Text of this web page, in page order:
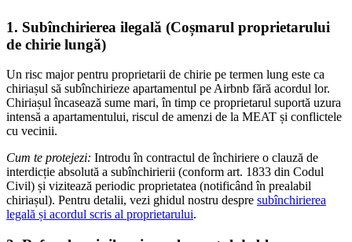
1. Subînchirierea ilegală (Coșmarul proprietarului
de chirie lungă)
Un risc major pentru proprietarii de chirie pe termen lung este ca
chiriașul să subînchirieze apartamentul pe Airbnb fără acordul lor.
Chiriașul încasează sume mari, în timp ce proprietarul suportă uzura
intensă a apartamentului, riscul de amenzi de la MEAT și conflictele
cu vecinii.
Cum te protejezi: Introdu în contractul de închiriere o clauză de
interdicție absolută a subînchirierii (conform art. 1833 din Codul
Civil) și vizitează periodic proprietatea (notificând în prealabil
chiriașul). Pentru detalii, vezi ghidul nostru despre subînchirierea
legală și acordul scris al proprietarului.